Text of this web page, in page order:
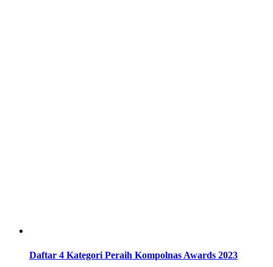
Daftar 4 Kategori Peraih Kompolnas Awards 2023